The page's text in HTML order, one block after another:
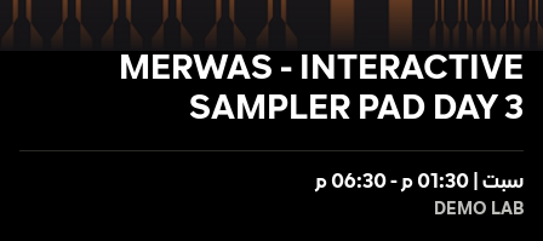
MERWAS - INTERACTIVE
SAMPLER PAD DAY 3
سبت | 01:30 م - 06:30 م
DEMO LAB